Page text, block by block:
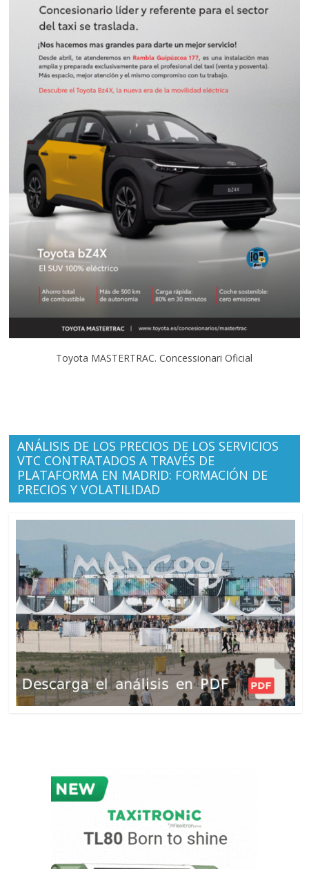
Toyota MASTERTRAC. Concessionari Oficial
ANÁLISIS DE LOS PRECIOS DE LOS SERVICIOS
VTC CONTRATADOS A TRAVÉS DE
PLATAFORMA EN MADRID: FORMACIÓN DE
PRECIOS Y VOLATILIDAD